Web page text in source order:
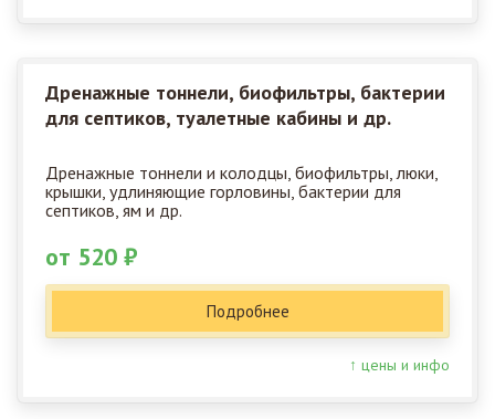
Дренажные тоннели, биофильтры, бактерии
для септиков, туалетные кабины и др.
Дренажные тоннели и колодцы, биофильтры, люки,
крышки, удлиняющие горловины, бактерии для
септиков, ям и др.
от 520 ₽
Подробнее
↑ цены и инфо